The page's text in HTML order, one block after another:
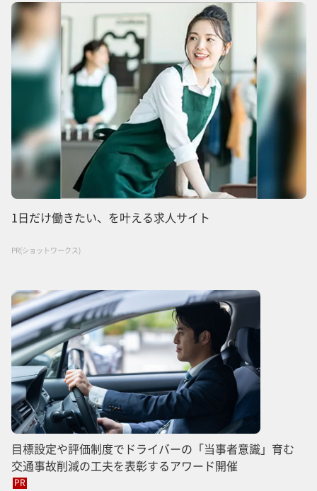
1日だけ働きたい、を叶える求人サイト
PR(ショットワークス)
目標設定や評価制度でドライバーの「当事者意識」育む
交通事故削減の工夫を表彰するアワード開催
PR